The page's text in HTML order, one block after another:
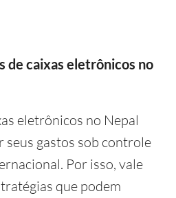
de caixas eletrônicos no
eletrônicos no Nepal
seus gastos sob controle
Por isso, vale
que podem